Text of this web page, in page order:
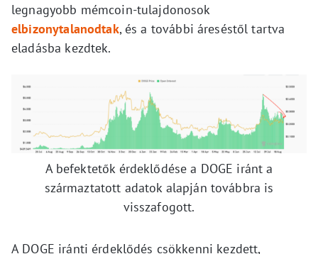
legnagyobb mémcoin-tulajdonosok
elbizonytalanodtak, és a további áreséstől tartva
eladásba kezdtek.
A befektetők érdeklődése a DOGE iránt a
származtatott adatok alapján továbbra is
visszafogott.
A DOGE iránti érdeklődés csökkenni kezdett,